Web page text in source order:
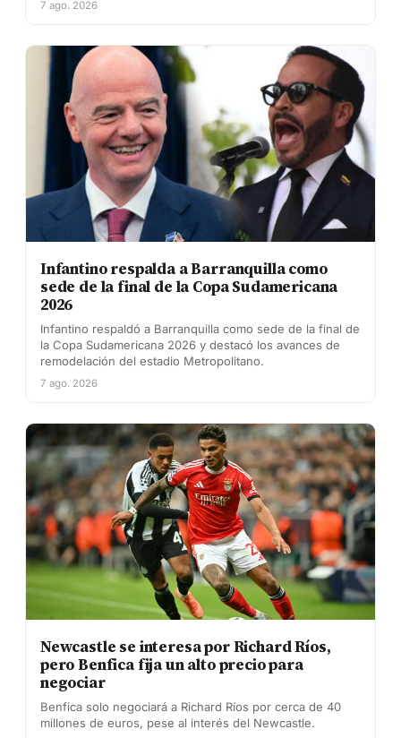
7 ago. 2026
Infantino respalda a Barranquilla como
sede de la final de la Copa Sudamericana
2026
Infantino respaldó a Barranquilla como sede de la final de
la Copa Sudamericana 2026 y destacó los avances de
remodelación del estadio Metropolitano.
7 ago. 2026
Newcastle se interesa por Richard Ríos,
pero Benfica fija un alto precio para
negociar
Benfica solo negociará a Richard Ríos por cerca de 40
millones de euros, pese al interés del Newcastle.